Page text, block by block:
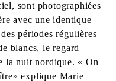
sont photographiées
avec une identique
périodes régulières
blancs, le regard
la nuit nordique. « On
explique Marie